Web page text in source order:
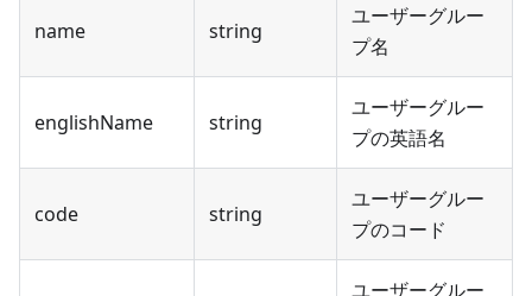
name string
ユーザーグルー
プ名
englishName string
ユーザーグルー
プの英語名
code string
ユーザーグルー
プのコード
ユーザーグルー